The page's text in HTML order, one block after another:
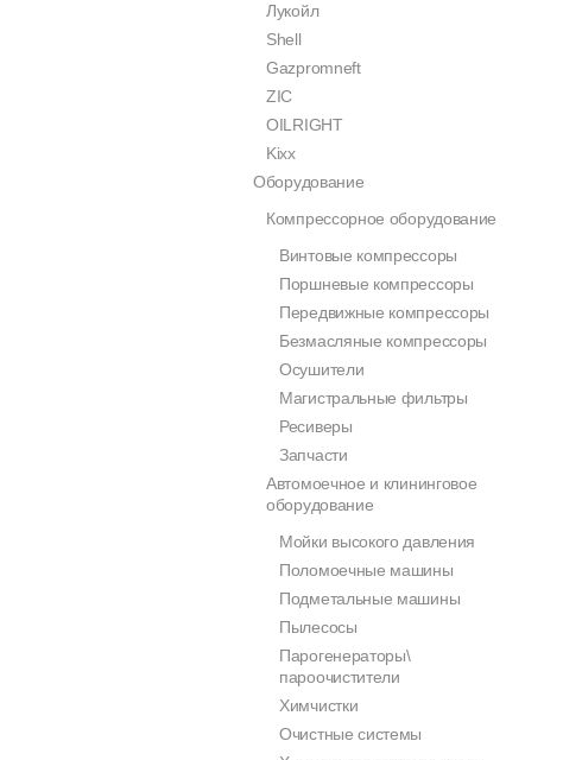
Лукойл
Shell
Gazpromneft
ZIC
OILRIGHT
Kixx
Оборудование
Компрессорное оборудование
Винтовые компрессоры
Поршневые компрессоры
Передвижные компрессоры
Безмасляные компрессоры
Осушители
Магистральные фильтры
Ресиверы
Запчасти
Автомоечное и клининговое
оборудование
Мойки высокого давления
Поломоечные машины
Подметальные машины
Пылесосы
Парогенераторы\
пароочистители
Химчистки
Очистные системы